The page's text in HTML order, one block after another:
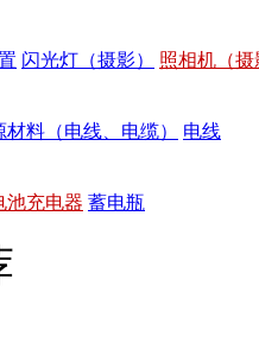
闪光灯（摄影） 照相机（摄
材料（电线、电缆） 电线
池充电器 蓄电瓶